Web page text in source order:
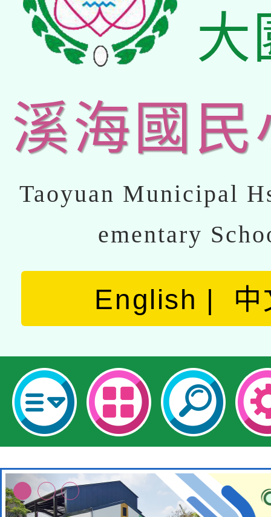
大
溪海國民
Taoyuan Municipal
ementary
English 中